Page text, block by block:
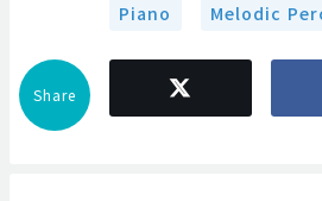
Piano Melodic
Share